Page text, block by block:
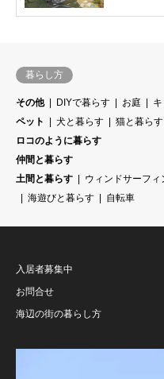
暮らし方
その他 DIYで暮らす お庭
ペット
犬と暮らす
猫と暮らす
ロコのように暮らす
仲間と暮らす
土間と暮らす
ウィンドサーフィ
海遊びと暮らす
自転車
入居者募集中
お問合せ
海辺の街の暮らし方